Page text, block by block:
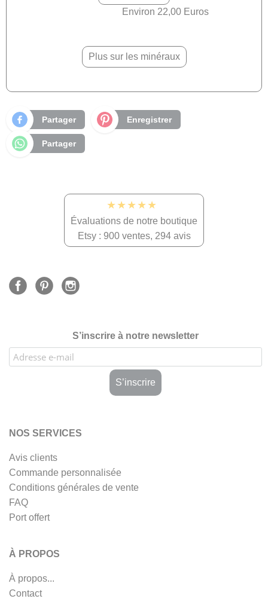
Environ 22,00 Euros
Plus sur les minéraux
Partager Enregistrer
Partager
★★★★★
Évaluations de notre boutique
Etsy : 900 ventes, 294 avis
S’inscrire à notre newsletter
NOS SERVICES
Avis clients
Commande personnalisée
Conditions générales de vente
FAQ
Port offert
À PROPOS
À propos...
Contact